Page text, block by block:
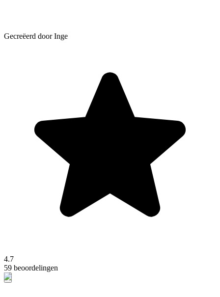
Gecreëerd door Inge
4.7
59 beoordelingen